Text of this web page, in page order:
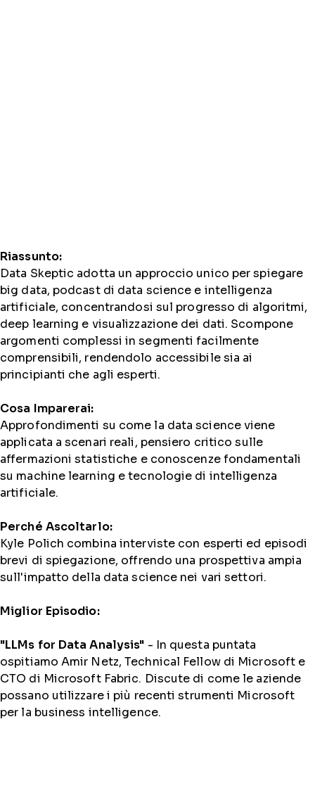
Riassunto:
Data Skeptic adotta un approccio unico per spiegare
big data, podcast di data science e intelligenza
artificiale, concentrandosi sul progresso di algoritmi,
deep learning e visualizzazione dei dati. Scompone
argomenti complessi in segmenti facilmente
comprensibili, rendendolo accessibile sia ai
principianti che agli esperti.
Cosa Imparerai:
Approfondimenti su come la data science viene
applicata a scenari reali, pensiero critico sulle
affermazioni statistiche e conoscenze fondamentali
su machine learning e tecnologie di intelligenza
artificiale.
Perché Ascoltarlo:
Kyle Polich combina interviste con esperti ed episodi
brevi di spiegazione, offrendo una prospettiva ampia
sull'impatto della data science nei vari settori.
Miglior Episodio:
"LLMs for Data Analysis" - In questa puntata
ospitiamo Amir Netz, Technical Fellow di Microsoft e
CTO di Microsoft Fabric. Discute di come le aziende
possano utilizzare i più recenti strumenti Microsoft
per la business intelligence.